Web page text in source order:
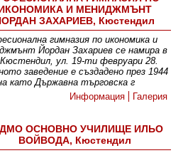
И МЕНИДЖМЪНТ
ЗАХАРИЕВ, Кюстендил
гимназия по икономика и
Йордан Захариев се намира в
Кюстендил, ул. 19-ти февруари 28.
заведение е създадено през 1944
като Държавна търговска г
Информация
Галерия
ОСНОВНО УЧИЛИЩЕ ИЛЬО
ВОЙВОДА, Кюстендил